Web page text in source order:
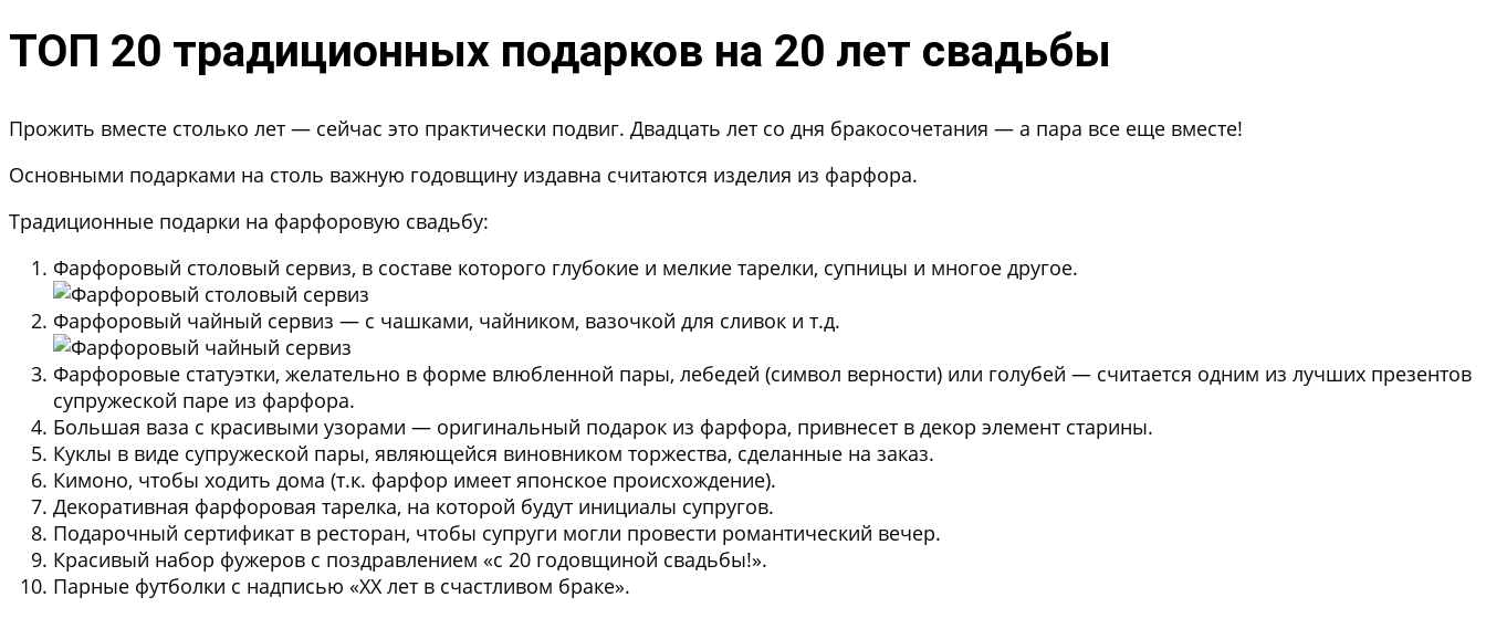
ТОП 20 традиционных подарков на 20 лет свадьбы
Прожить вместе столько лет — сейчас это практически подвиг. Двадцать лет со дня бракосочетания — а пара все еще вместе!
Основными подарками на столь важную годовщину издавна считаются изделия из фарфора.
Традиционные подарки на фарфоровую свадьбу:
Фарфоровый столовый сервиз, в составе которого глубокие и мелкие тарелки, супницы и многое другое.
Фарфоровый чайный сервиз — с чашками, чайником, вазочкой для сливок и т.д.
Фарфоровые статуэтки, желательно в форме влюбленной пары, лебедей (символ верности) или голубей — считается одним из лучших презентов
супружеской паре из фарфора.
Большая ваза с красивыми узорами — оригинальный подарок из фарфора, привнесет в декор элемент старины.
Куклы в виде супружеской пары, являющейся виновником торжества, сделанные на заказ.
Кимоно, чтобы ходить дома (т.к. фарфор имеет японское происхождение).
Декоративная фарфоровая тарелка, на которой будут инициалы супругов.
Подарочный сертификат в ресторан, чтобы супруги могли провести романтический вечер.
Красивый набор фужеров с поздравлением «с 20 годовщиной свадьбы!».
Парные футболки с надписью «XX лет в счастливом браке».